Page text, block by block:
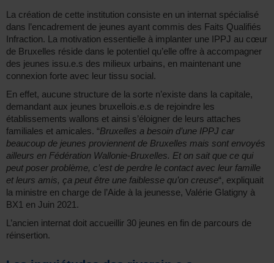
La création de cette institution consiste en un internat spécialisé
dans l’encadrement de jeunes ayant commis des Faits Qualifiés
Infraction. La motivation essentielle à implanter une IPPJ au cœur
de Bruxelles réside dans le potentiel qu’elle offre à accompagner
des jeunes issu.e.s des milieux urbains, en maintenant une
connexion forte avec leur tissu social.
En effet, aucune structure de la sorte n’existe dans la capitale,
demandant aux jeunes bruxellois.e.s de rejoindre les
établissements wallons et ainsi s’éloigner de leurs attaches
familiales et amicales. “Bruxelles a besoin d’une IPPJ car
beaucoup de jeunes proviennent de Bruxelles mais sont envoyés
ailleurs en Fédération Wallonie-Bruxelles. Et on sait que ce qui
peut poser problème, c’est de perdre le contact avec leur famille
et leurs amis, ça peut être une faiblesse qu’on creuse“, expliquait
la ministre en charge de l’Aide à la jeunesse, Valérie Glatigny à
BX1 en Juin 2021.
L’ancien internat doit accueillir 30 jeunes en fin de parcours de
réinsertion.